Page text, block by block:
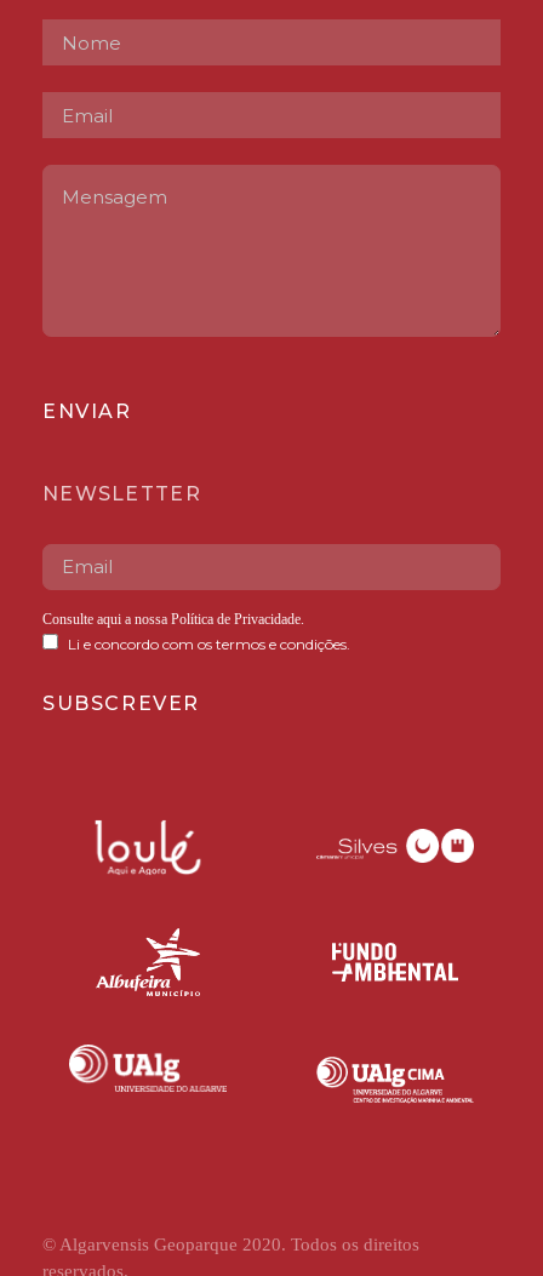
ENVIAR
NEWSLETTER
Consulte aqui a nossa Política de Privacidade
Li e concordo com os termos e condições.
© Algarvensis Geoparque 2020. Todos os direitos
reservados.